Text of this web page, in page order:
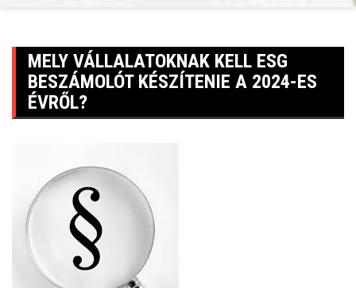
MELY VÁLLALATOKNAK KELL ESG
BESZÁMOLÓT KÉSZÍTENIE A 2024-ES
ÉVRŐL?